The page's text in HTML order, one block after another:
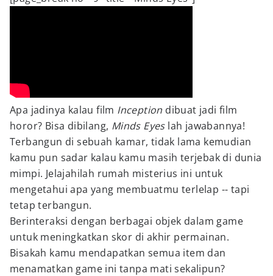
Apa jadinya kalau film Inception dibuat jadi film
horor? Bisa dibilang, Minds Eyeslah jawabannya!
Terbangun di sebuah kamar, tidak lama kemudian
kamu pun sadar kalau kamu masih terjebak di dunia
mimpi. Jelajahilah rumah misterius ini untuk
mengetahui apa yang membuatmu terlelap -- tapi
tetap terbangun.
Berinteraksi dengan berbagai objek dalam game
untuk meningkatkan skor di akhir permainan.
Bisakah kamu mendapatkan semua item dan
menamatkan game ini tanpa mati sekalipun?